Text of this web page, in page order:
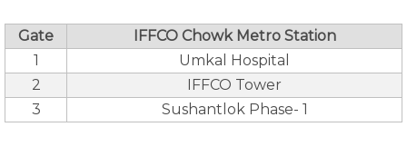
Gate
IFFCO Chowk Metro Station
1
Umkal Hospital
2
IFFCO Tower
3
Sushantlok Phase- 1